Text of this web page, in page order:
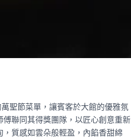
聖節菜單，讓賓客於大館的優雅氛
聯同其得獎團隊， 以匠心創意重新
質感如雲朵般輕盈， 內餡香甜綿